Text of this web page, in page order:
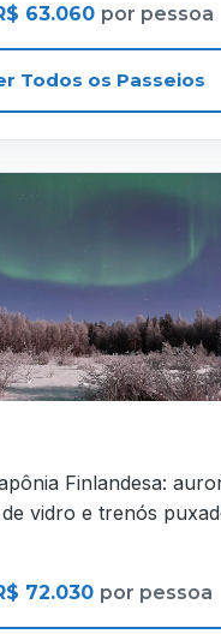
63.060 por pessoa
Todos os Passeios
Finlandesa:
vidro e trenós
72.030 por pessoa